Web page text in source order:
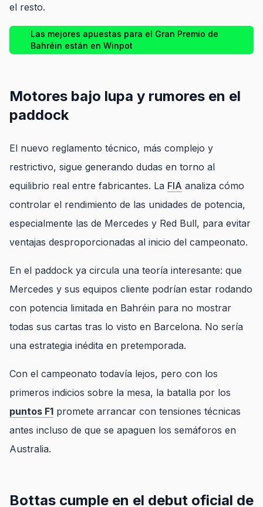
el resto.
Las mejores apuestas para el Gran Premio de
Bahréin están en Winpot
Motores bajo lupa y rumores en el
paddock
El nuevo reglamento técnico, más complejo y
restrictivo, sigue generando dudas en torno al
equilibrio real entre fabricantes. La FIA analiza cómo
controlar el rendimiento de las unidades de potencia,
especialmente las de Mercedes y Red Bull, para evitar
ventajas desproporcionadas al inicio del campeonato.
En el paddock ya circula una teoría interesante: que
Mercedes y sus equipos cliente podrían estar rodando
con potencia limitada en Bahréin para no mostrar
todas sus cartas tras lo visto en Barcelona. No sería
una estrategia inédita en pretemporada.
Con el campeonato todavía lejos, pero con los
primeros indicios sobre la mesa, la batalla por los
puntos F1 promete arrancar con tensiones técnicas
antes incluso de que se apaguen los semáforos en
Australia.
Bottas cumple en el debut oficial de